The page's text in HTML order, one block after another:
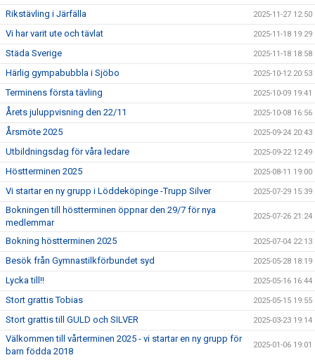
Rikstävling i Järfälla 2025-11-27 12:50
Vi har varit ute och tävlat 2025-11-18 19:29
Städa Sverige 2025-11-18 18:58
Härlig gympabubbla i Sjöbo 2025-10-12 20:53
Terminens första tävling 2025-10-09 19:41
Årets juluppvisning den 22/11 2025-10-08 16:56
Årsmöte 2025 2025-09-24 20:43
Utbildningsdag för våra ledare 2025-09-22 12:49
Höstterminen 2025 2025-08-11 19:00
Vi startar en ny grupp i Löddeköpinge -Trupp Silver 2025-07-29 15:39
Bokningen till höstterminen öppnar den 29/7 för nya
medlemmar
2025-07-26 21:24
Bokning höstterminen 2025 2025-07-04 22:13
Besök från Gymnastilkförbundet syd 2025-05-28 18:19
Lycka till!! 2025-05-16 16:44
Stort grattis Tobias 2025-05-15 19:55
Stort grattis till GULD och SILVER 2025-03-23 19:14
Välkommen till vårterminen 2025 - vi startar en ny grupp för
barn födda 2018
2025-01-06 19:01